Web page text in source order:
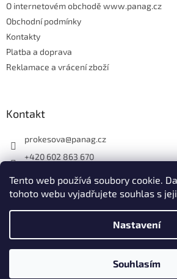
Tento web používá soubory cookie.
tohoto webu vyjadřujete souhlas s
Nastavení
Souhlasím
O internetovém obchodě www.panag.cz
Obchodní podmínky
Kontakty
Platba a doprava
Reklamace a vrácení zboží
Kontakt
prokesova@panag.cz
+420 602 863 670
Vytvořil Shoptet
Panag.cz. Všechna